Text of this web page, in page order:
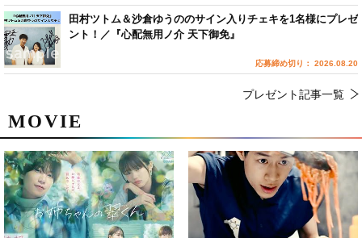
MOVIE
田村ツトム＆沙倉ゆうののサイン入りチェキを1名様にプレゼ
ント！／『心配無用ノ介 天下御免』
応募締め切り： 2026.08.20
プレゼント記事一覧